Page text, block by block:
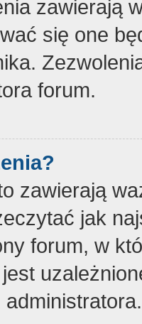
zawierają
się one
forum.
zawierają
jak
forum, w
jest